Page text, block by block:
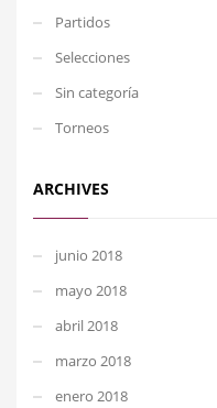
Partidos
Selecciones
Sin categoría
Torneos
ARCHIVES
junio 2018
mayo 2018
abril 2018
marzo 2018
enero 2018